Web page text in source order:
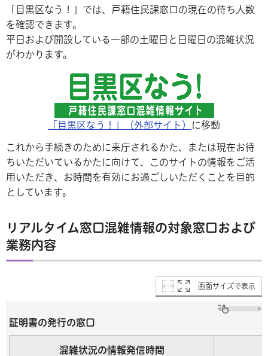
「目黒区なう！」では、戸籍住民課窓口の現在の待ち人数
を確認できます。
平日および開設している一部の土曜日と日曜日の混雑状況
がわかります。
「目黒区なう！」（外部サイト） に移動
これから手続きのために来庁されるかた、または現在お待
ちいただいているかたに向けて、このサイトの情報をご活
用いただき、お時間を有効にお過ごしいただくことを目的
としています。
リアルタイム窓口混雑情報の対象窓口および
業務内容
画面サイズで表示
証明書の発行の窓口
混雑状況の情報発信時間